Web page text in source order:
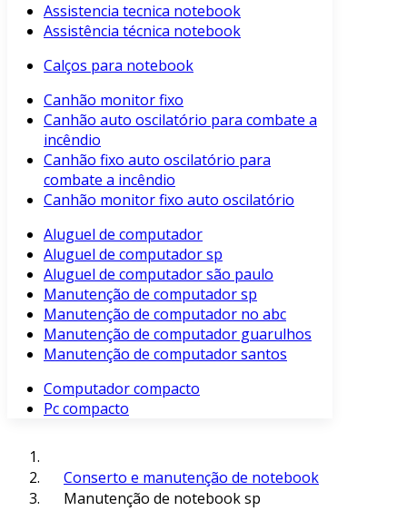
Assistencia tecnica notebook
Assistência técnica notebook
Calços para notebook
Canhão monitor fixo
Canhão auto oscilatório para combate a
incêndio
Canhão fixo auto oscilatório para
combate a incêndio
Canhão monitor fixo auto oscilatório
Aluguel de computador
Aluguel de computador sp
Aluguel de computador são paulo
Manutenção de computador sp
Manutenção de computador no abc
Manutenção de computador guarulhos
Manutenção de computador santos
Computador compacto
Pc compacto
Conserto e manutenção de notebook
Manutenção de notebook sp